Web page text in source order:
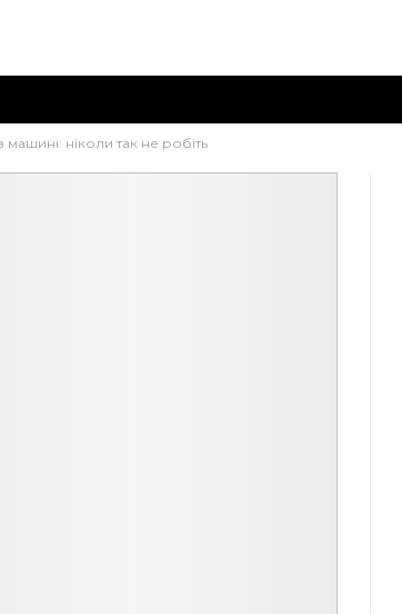
ніколи так не робіть